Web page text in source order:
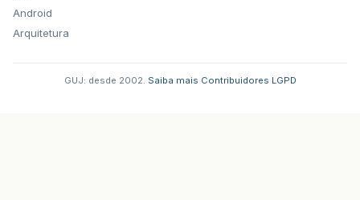
Android
Arquitetura
GUJ: desde 2002. Saiba mais Contribuidores LGPD